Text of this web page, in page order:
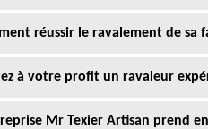
réussir le ravalement de sa
à votre profit un ravaleur
Mr Texier Artisan prend